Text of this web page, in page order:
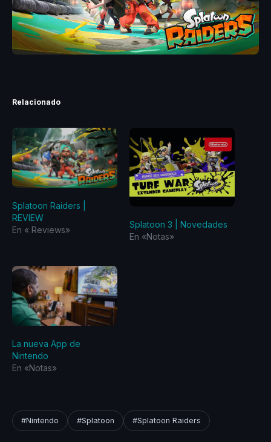
Relacionado
Splatoon Raiders |
REVIEW
En «‎ Reviews‎»
Splatoon 3 | Novedades
En «Notas»
La nueva App de
Nintendo
En «Notas»
#Nintendo #Splatoon #Splatoon Raiders